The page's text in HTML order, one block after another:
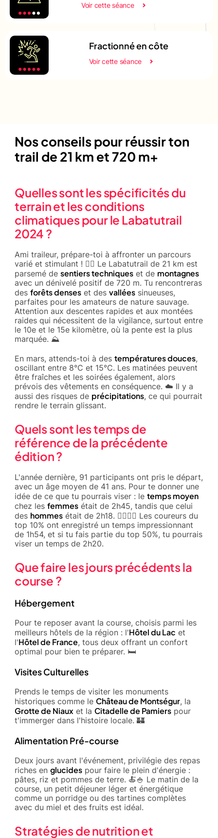
Voir cette séance
Fractionné en côte
Voir cette séance
Nos conseils pour réussir ton
trail de 21 km et 720 m+
Quelles sont les spécificités du
terrain et les conditions
climatiques pour le Labatutrail
2024 ?
Ami traileur, prépare-toi à affronter un parcours
varié et stimulant ! 🚵‍♂️ Le Labatutrail de 21 km est
parsemé de sentiers techniques et de montagnes
avec un dénivelé positif de 720 m. Tu rencontreras
des forêts denses et des vallées sinueuses,
parfaites pour les amateurs de nature sauvage.
Attention aux descentes rapides et aux montées
raides qui nécessitent de la vigilance, surtout entre
le 10e et le 15e kilomètre, où la pente est la plus
marquée. ⛰️
En mars, attends-toi à des températures douces,
oscillant entre 8°C et 15°C. Les matinées peuvent
être fraîches et les soirées également, alors
prévois des vêtements en conséquence. ☁️ Il y a
aussi des risques de précipitations, ce qui pourrait
rendre le terrain glissant.
Quels sont les temps de
référence de la précédente
édition ?
L'année dernière, 91 participants ont pris le départ,
avec un âge moyen de 41 ans. Pour te donner une
idée de ce que tu pourrais viser : le temps moyen
chez les femmes était de 2h45, tandis que celui
des hommes était de 2h18. 🏃‍♀️🏃‍♂️ Les coureurs du
top 10% ont enregistré un temps impressionnant
de 1h54, et si tu fais partie du top 50%, tu pourrais
viser un temps de 2h20.
Que faire les jours précédents la
course ?
Hébergement
Pour te reposer avant la course, choisis parmi les
meilleurs hôtels de la région : l'Hôtel du Lac et
l'Hôtel de France, tous deux offrant un confort
optimal pour bien te préparer. 🛏️
Visites Culturelles
Prends le temps de visiter les monuments
historiques comme le Château de Montségur, la
Grotte de Niaux et la Citadelle de Pamiers pour
t'immerger dans l'histoire locale. 🏰
Alimentation Pré-course
Deux jours avant l'événement, privilégie des repas
riches en glucides pour faire le plein d'énergie :
pâtes, riz et pommes de terre. 🍝🍚 Le matin de la
course, un petit déjeuner léger et énergétique
comme un porridge ou des tartines complètes
avec du miel et des fruits est idéal.
Stratégies de nutrition et